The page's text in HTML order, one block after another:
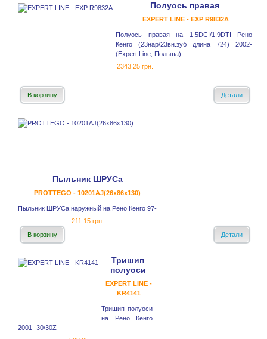
Полуось правая
EXPERT LINE - EXP R9832A
Полуось правая на 1.5DCI/1.9DTI Рено
Кенго (23нар/23вн.зуб длина 724) 2002-
(Expert Line, Польша)
2343.25 грн.
В корзину Детали
Пыльник ШРУСа
PROTTEGO - 10201AJ(26x86x130)
Пыльник ШРУСа наружный на Рено Кенго 97-
211.15 грн.
В корзину
Детали
Тришип
полуоси
EXPERT LINE -
KR4141
Тришип полуоси
на Рено Кенго
2001- 30/30Z